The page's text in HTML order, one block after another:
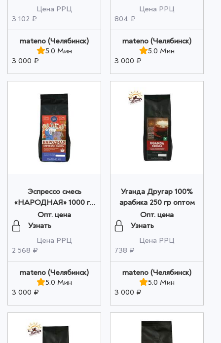
Цена РРЦ
3 102 ₽
mateno (Челябинск)
5.0 Мин
3 000 ₽
Цена РРЦ
804 ₽
mateno (Челябинск)
5.0 Мин
3 000 ₽
Эспрессо смесь
«НАРОДНАЯ» 1000 гр
оптом
Опт. цена
Узнать
Цена РРЦ
2 568 ₽
mateno (Челябинск)
5.0 Мин
3 000 ₽
Уганда Другар 100%
арабика 250 гр оптом
Опт. цена
Узнать
Цена РРЦ
738 ₽
mateno (Челябинск)
5.0 Мин
3 000 ₽